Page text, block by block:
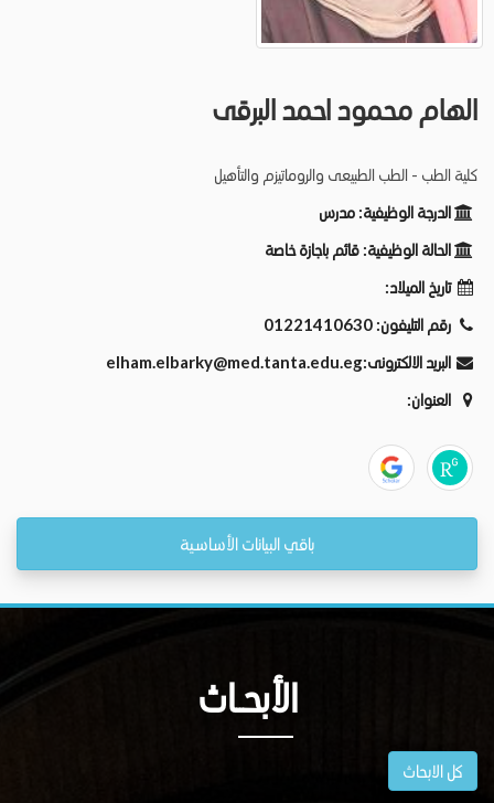
الهام محمود احمد البرقى
كلية الطب - الطب الطبيعى والروماتيزم والتأهيل
الدرجة الوظيفية: مدرس
الحالة الوظيفية: قائم باجازة خاصة
تاريخ الميلاد:
رقم التليفون: 01221410630
البريد الالكترونى:elham.elbarky@med.tanta.edu.eg
العنوان:
باقي البيانات الأساسية
الأبحــاث
كل الابحاث